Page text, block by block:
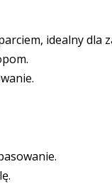
idealny dla